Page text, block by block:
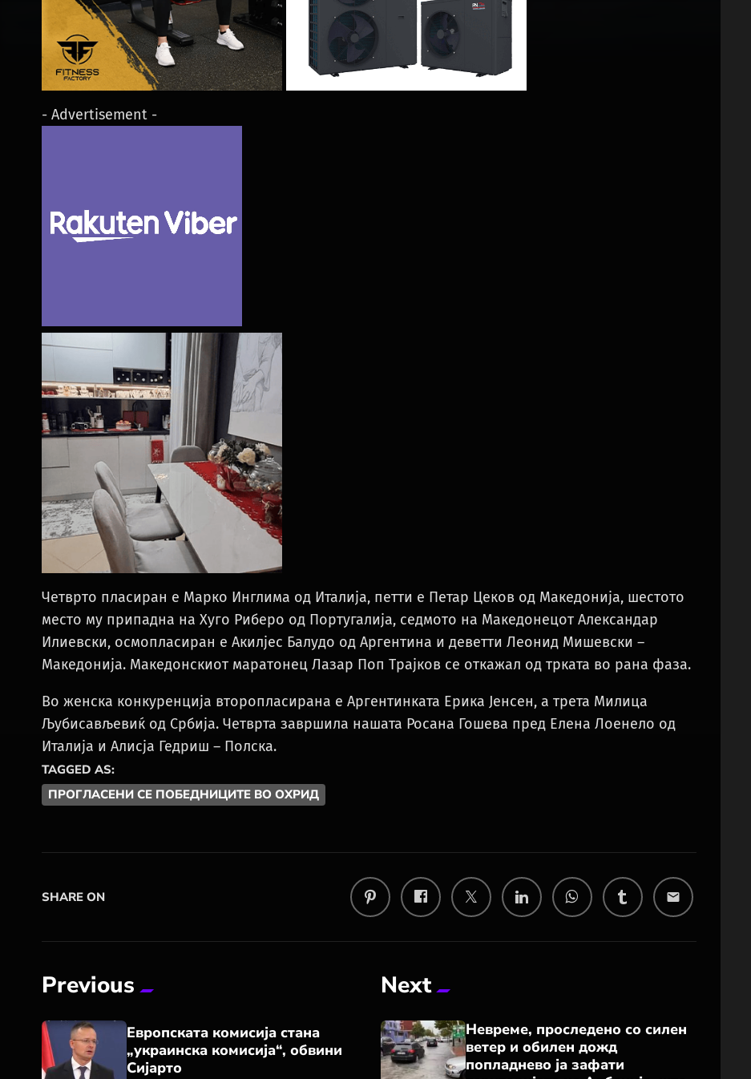
- Advertisement -
Четврто пласиран е Марко Инглима од Италија, петти е Петар Цеков од Македонија, шестото
место му припадна на Хуго Риберо од Португалија, седмото на Македонецот Александар
Илиевски, осмопласиран е Акилјес Балудо од Аргентина и деветти Леонид Мишевски –
Македонија. Македонскиот маратонец Лазар Поп Трајков се откажал од трката во рана фаза.
Во женска конкуренција второпласирана е Аргентинката Ерика Јенсен, а трета Милица
Љубисављевиќ од Србија. Четврта завршила нашата Росана Гошева пред Елена Лоенело од
Италија и Алисја Гедриш – Полска.
TAGGED AS:
ПРОГЛАСЕНИ СЕ ПОБЕДНИЦИТЕ ВО ОХРИД
SHARE ON email
Previous
Европската комисија стана
„украинска комисија“, обвини
Сијарто
Next
Невреме, проследено со силен
ветер и обилен дожд
попладнево ја зафати